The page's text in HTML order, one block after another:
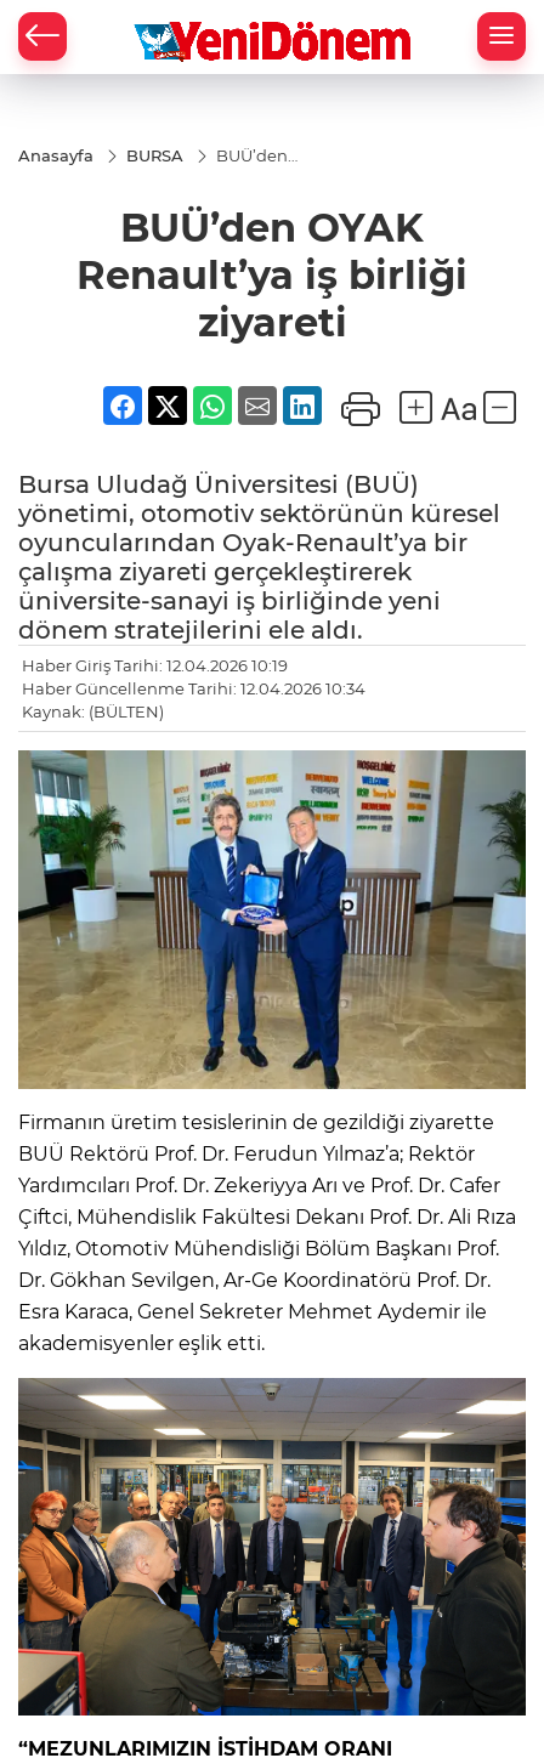
Anasayfa BURSA
BUÜ’den
iş birliği
ziyareti
BUÜ’den OYAK
Renault’ya iş birliği
ziyareti
Bursa Uludağ Üniversitesi (BUÜ)
yönetimi, otomotiv sektörünün küresel
oyuncularından Oyak-Renault’ya bir
çalışma ziyareti gerçekleştirerek
üniversite-sanayi iş birliğinde yeni
dönem stratejilerini ele aldı.
Haber Giriş Tarihi: 12.04.2026 10:19
Haber Güncellenme Tarihi: 12.04.2026 10:34
Kaynak: (BÜLTEN)
Firmanın üretim tesislerinin de gezildiği ziyarette
BUÜ Rektörü Prof. Dr. Ferudun Yılmaz’a; Rektör
Yardımcıları Prof. Dr. Zekeriyya Arı ve Prof. Dr. Cafer
Çiftci, Mühendislik Fakültesi Dekanı Prof. Dr. Ali Rıza
Yıldız, Otomotiv Mühendisliği Bölüm Başkanı Prof.
Dr. Gökhan Sevilgen, Ar-Ge Koordinatörü Prof. Dr.
Esra Karaca, Genel Sekreter Mehmet Aydemir ile
akademisyenler eşlik etti.
“MEZUNLARIMIZIN İSTİHDAM ORANI